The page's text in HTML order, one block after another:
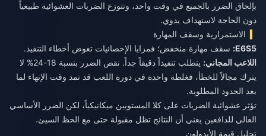
بإلحاق الضرر بالجميع في وقت واحد، وتتوزع الضربات العشوائية طبيعياً
دون الحاجة لاستهداف يدوي.
الاستمرارية وسقف المهارة
E6S5: سقف مهارة منخفض؛ فمزايا الإحصائيات تعوض أخطاء التنفيذ.
اللاعب المجاني:
يتطلب تنفيذاً دقيقاً جداً. نقص الضرر بنسبة 18-24% لا
يترك مجالاً للخطأ، فغلطة واحدة في دورة اللعب قد تمد وقت الإنهاء لما
بعد الحدود المطلوبة.
تؤثر عشوائية الضربات على كلا المستويين ميكانيكياً، لكن الضرر الأساسي
العالي للدافعين يعني أن النتائج تظل مقبولة حتى مع الحظ السيئ.
تحليل قيمة الأيدولون